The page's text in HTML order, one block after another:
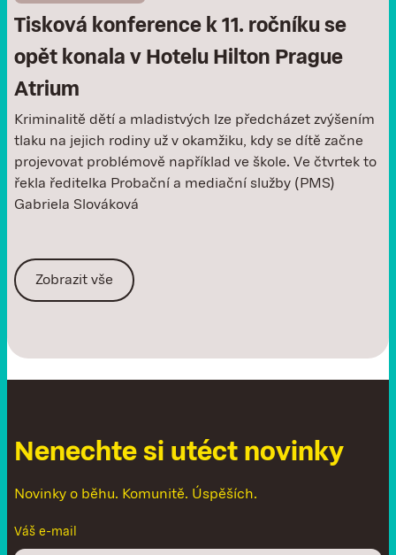
Tisková konference k 11. ročníku se
opět konala v Hotelu Hilton Prague
Atrium
Kriminalitě dětí a mladistvých lze předcházet zvýšením
tlaku na jejich rodiny už v okamžiku, kdy se dítě začne
projevovat problémově například ve škole. Ve čtvrtek to
řekla ředitelka Probační a mediační služby (PMS)
Gabriela Slováková
Zobrazit vše
Nenechte si utéct novinky
Novinky o běhu. Komunitě. Úspěších.
Váš e-mail